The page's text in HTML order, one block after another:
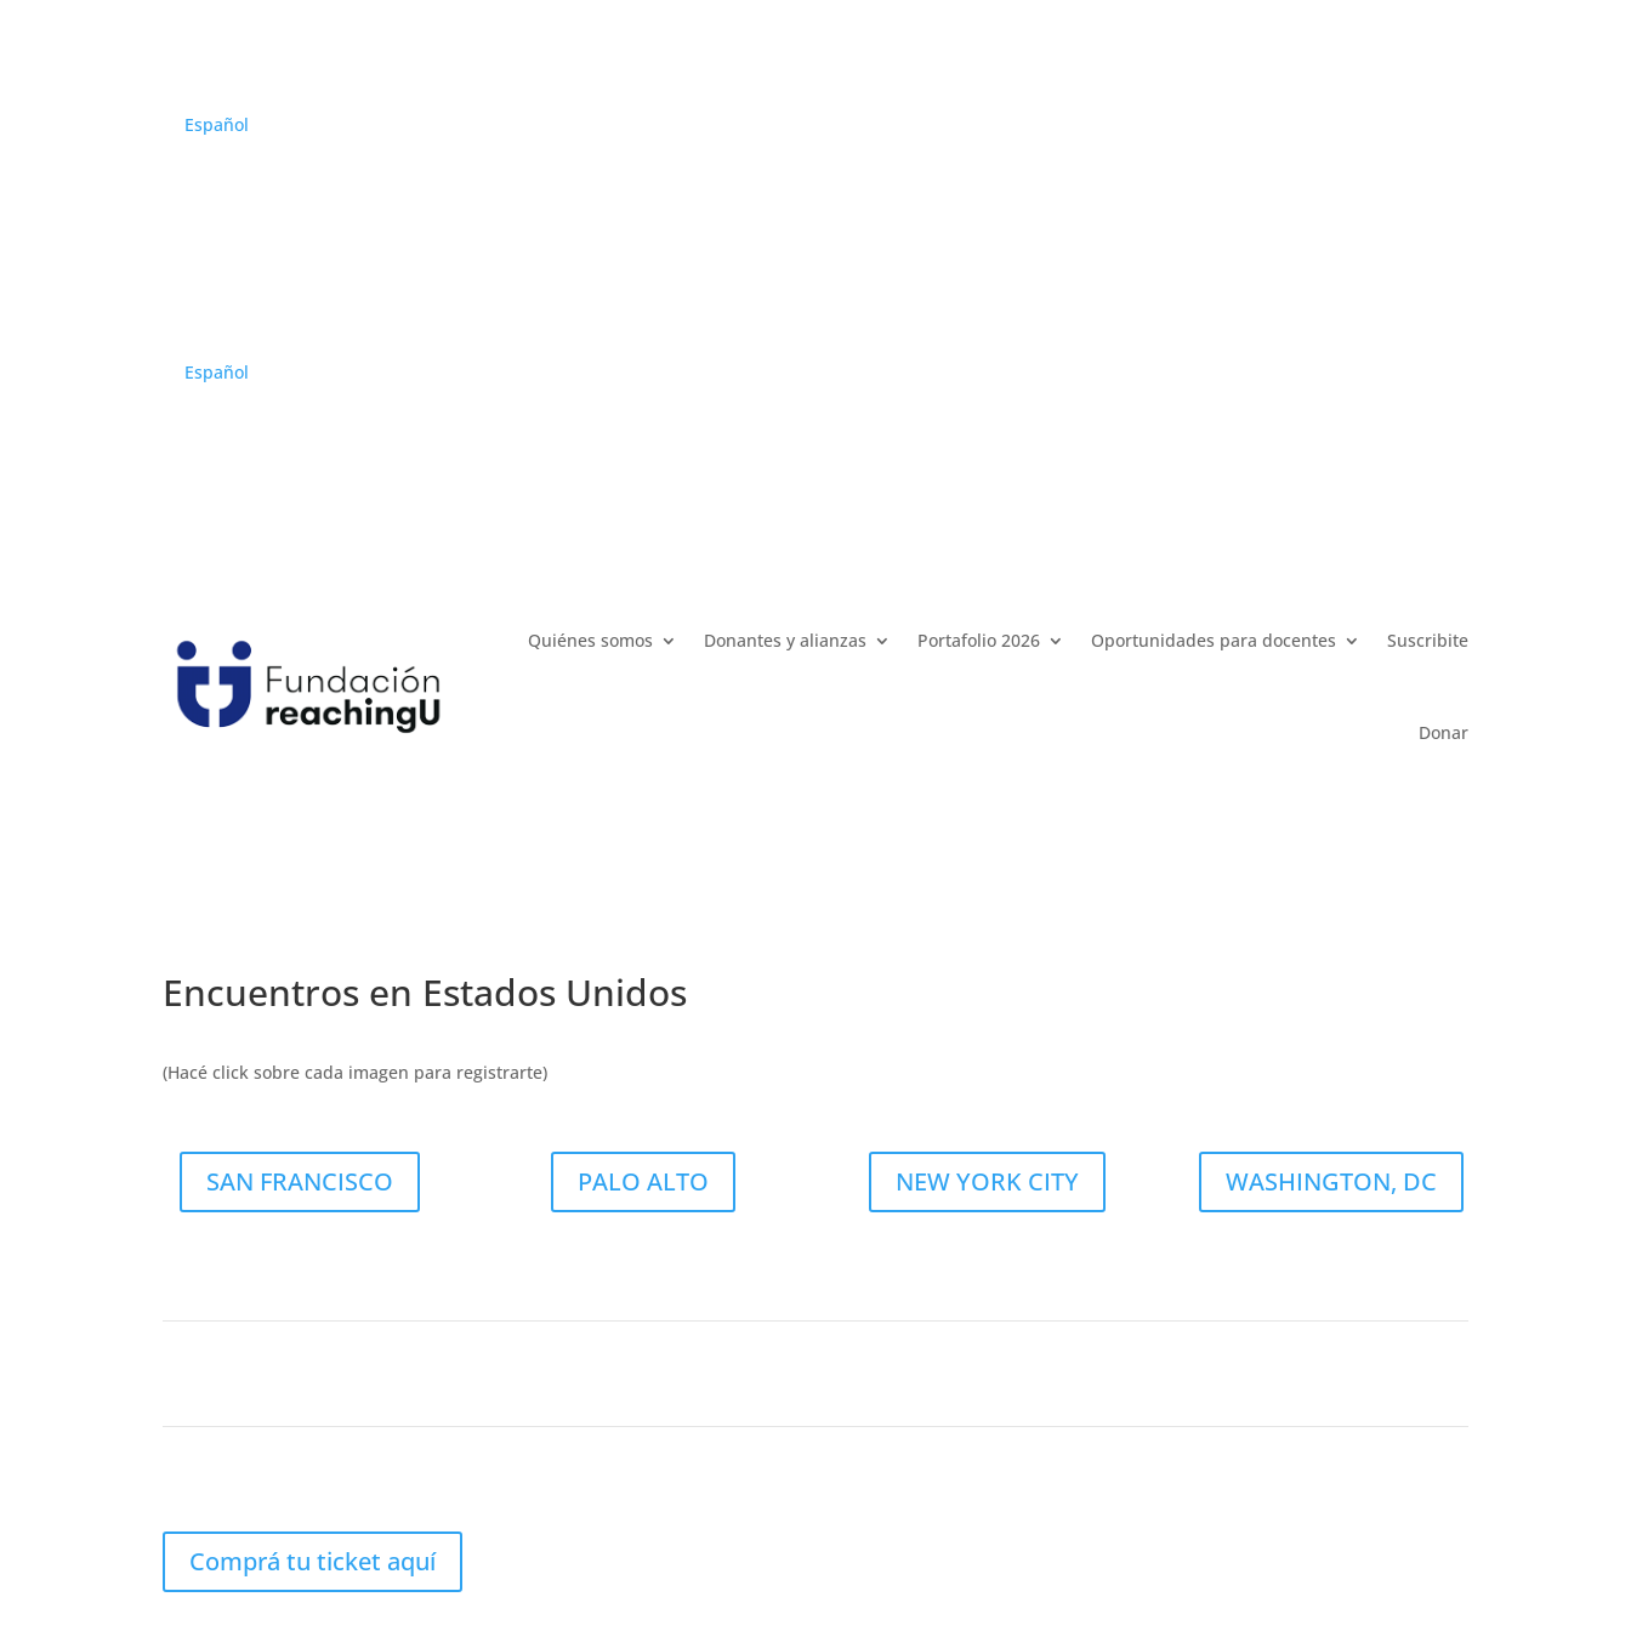
Español
Español
Quiénes somos Donantes y alianzas Portafolio 2026 Oportunidades para docentes Suscribite
Donar
Encuentros en Estados Unidos
(Hacé click sobre cada imagen para registrarte)
SAN FRANCISCO PALO ALTO NEW YORK CITY WASHINGTON, DC
Comprá tu ticket aquí